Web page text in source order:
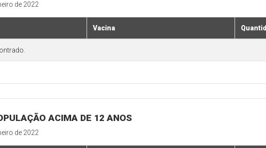
de 2022
Vacina
ACIMA DE 12 ANOS
de 2022